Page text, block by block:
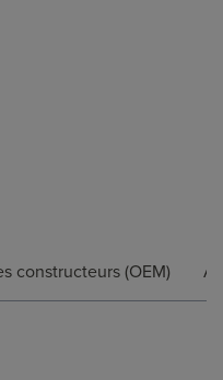
constructeurs (OEM)